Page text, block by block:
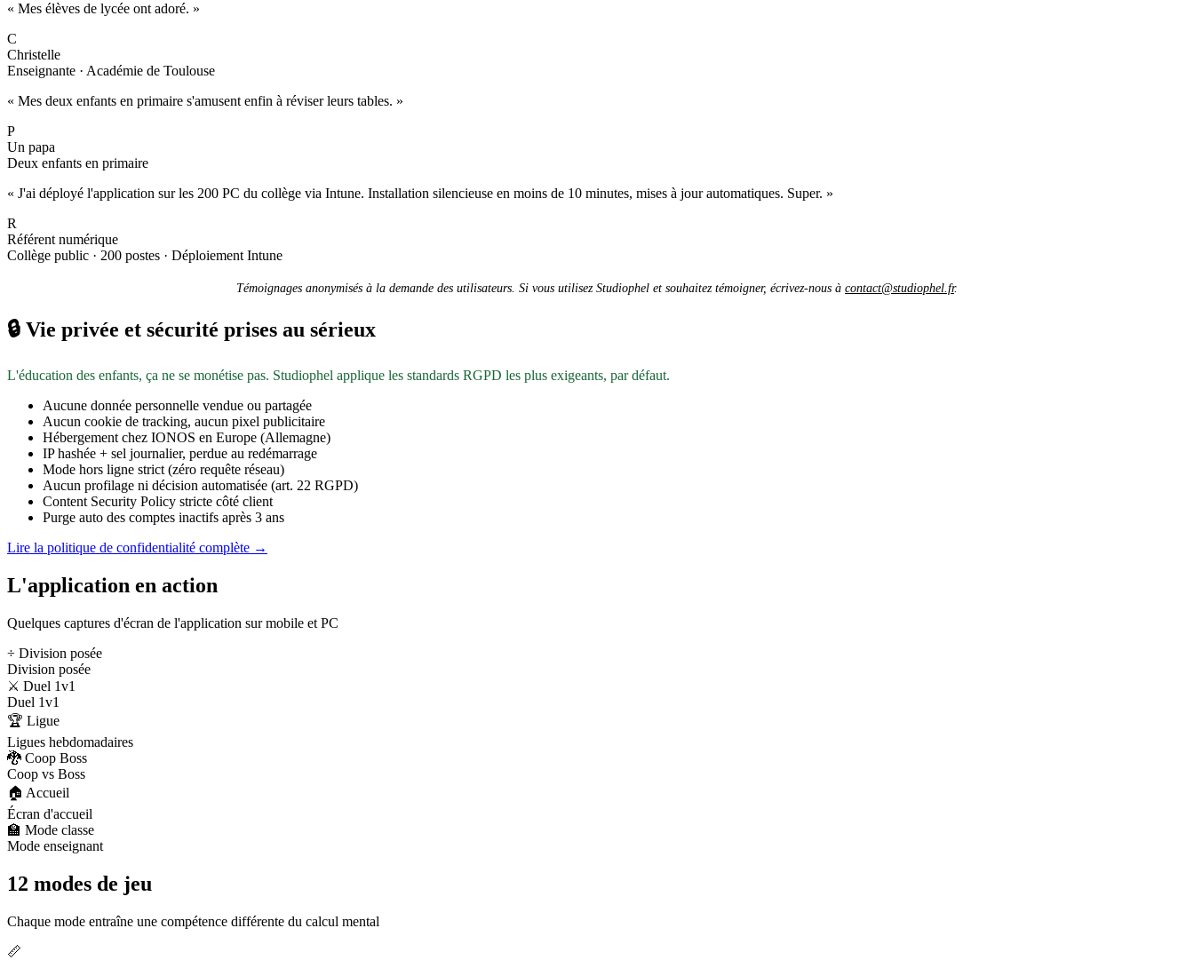
« Mes élèves de lycée ont adoré. »
C
Christelle
Enseignante · Académie de Toulouse
« Mes deux enfants en primaire s'amusent enfin à réviser leurs tables. »
P
Un papa
Deux enfants en primaire
« J'ai déployé l'application sur les 200 PC du collège via Intune. Installation silencieuse en moins de 10 minutes, mises à jour automatiques. Super. »
R
Référent numérique
Collège public · 200 postes · Déploiement Intune
Témoignages anonymisés à la demande des utilisateurs. Si vous utilisez Studiophel et souhaitez témoigner, écrivez-nous à contact@studiophel.fr.
🔒 Vie privée et sécurité prises au sérieux
L'éducation des enfants, ça ne se monétise pas. Studiophel applique les standards RGPD les plus exigeants, par défaut.
Aucune donnée personnelle vendue ou partagée
Aucun cookie de tracking, aucun pixel publicitaire
Hébergement chez IONOS en Europe (Allemagne)
IP hashée + sel journalier, perdue au redémarrage
Mode hors ligne strict (zéro requête réseau)
Aucun profilage ni décision automatisée (art. 22 RGPD)
Content Security Policy stricte côté client
Purge auto des comptes inactifs après 3 ans
Lire la politique de confidentialité complète →
L'application en action
Quelques captures d'écran de l'application sur mobile et PC
÷ Division posée
Division posée
⚔️ Duel 1v1
Duel 1v1
🏆 Ligue
Ligues hebdomadaires
🐉 Coop Boss
Coop vs Boss
🏠 Accueil
Écran d'accueil
🏫 Mode classe
Mode enseignant
12 modes de jeu
Chaque mode entraîne une compétence différente du calcul mental
📏